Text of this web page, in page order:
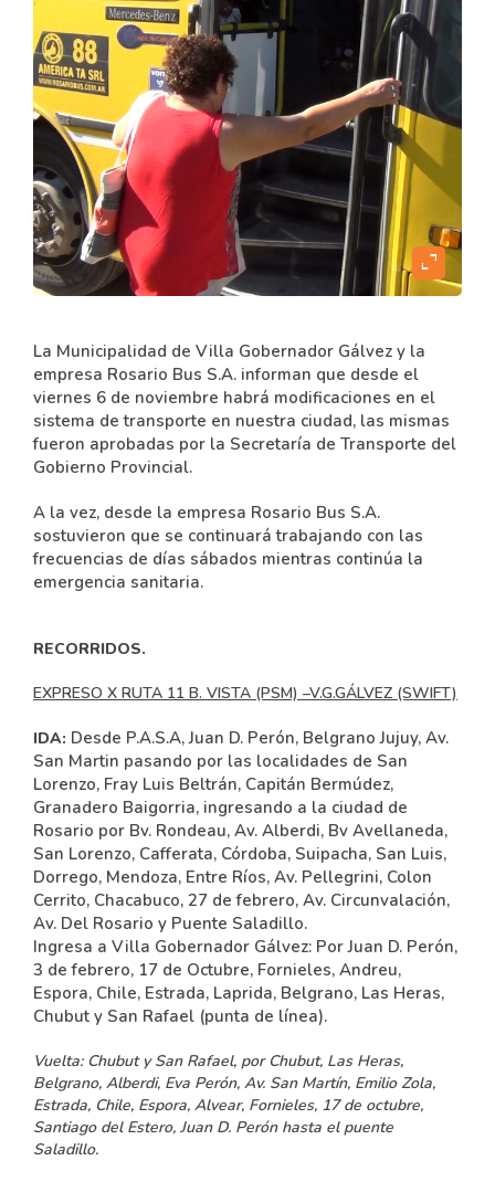
expand_content
La Municipalidad de Villa Gobernador Gálvez y la
empresa Rosario Bus S.A. informan que desde el
viernes 6 de noviembre habrá modificaciones en el
sistema de transporte en nuestra ciudad, las mismas
fueron aprobadas por la Secretaría de Transporte del
Gobierno Provincial.
A la vez, desde la empresa Rosario Bus S.A.
sostuvieron que se continuará trabajando con las
frecuencias de días sábados mientras continúa la
emergencia sanitaria.
RECORRIDOS.
EXPRESO X RUTA 11 B. VISTA (PSM) –V.G.GÁLVEZ (SWIFT)
IDA: Desde P.A.S.A, Juan D. Perón, Belgrano Jujuy, Av.
San Martin pasando por las localidades de San
Lorenzo, Fray Luis Beltrán, Capitán Bermúdez,
Granadero Baigorria, ingresando a la ciudad de
Rosario por Bv. Rondeau, Av. Alberdi, Bv Avellaneda,
San Lorenzo, Cafferata, Córdoba, Suipacha, San Luis,
Dorrego, Mendoza, Entre Ríos, Av. Pellegrini, Colon
Cerrito, Chacabuco, 27 de febrero, Av. Circunvalación,
Av. Del Rosario y Puente Saladillo.
Ingresa a Villa Gobernador Gálvez: Por Juan D. Perón,
3 de febrero, 17 de Octubre, Fornieles, Andreu,
Espora, Chile, Estrada, Laprida, Belgrano, Las Heras,
Chubut y San Rafael (punta de línea).
Vuelta:Chubut y San Rafael, por Chubut, Las Heras,
Belgrano, Alberdi, Eva Perón, Av. San Martín, Emilio Zola,
Estrada, Chile, Espora, Alvear, Fornieles, 17 de octubre,
Santiago del Estero, Juan D. Perón hasta el puente
Saladillo.